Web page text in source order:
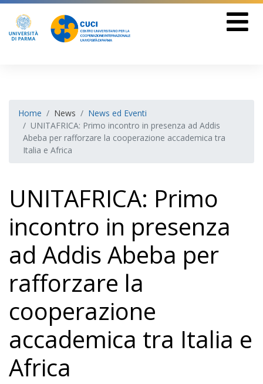
Home News
News ed Eventi
UNITAFRICA: Primo incontro in presenza ad Addis
Abeba per rafforzare la cooperazione accademica tra
Italia e Africa
UNITAFRICA: Primo
incontro in presenza
ad Addis Abeba per
rafforzare la
cooperazione
accademica tra Italia e
Africa